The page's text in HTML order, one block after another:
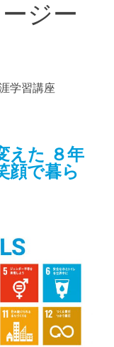
ジー
学習講座
えた ８年
顔で暮ら